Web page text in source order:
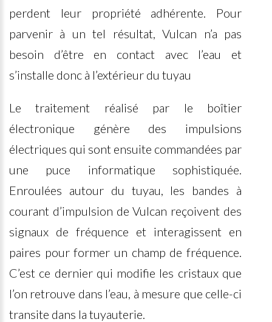
perdent leur propriété adhérente. Pour
parvenir à un tel résultat, Vulcan n’a pas
besoin d’être en contact avec l’eau et
s’installe donc à l’extérieur du tuyau
Le traitement réalisé par le boîtier
électronique génère des impulsions
électriques qui sont ensuite commandées par
une puce informatique sophistiquée.
Enroulées autour du tuyau, les bandes à
courant d’impulsion de Vulcan reçoivent des
signaux de fréquence et interagissent en
paires pour former un champ de fréquence.
C’est ce dernier qui modifie les cristaux que
l’on retrouve dans l’eau, à mesure que celle-ci
transite dans la tuyauterie.